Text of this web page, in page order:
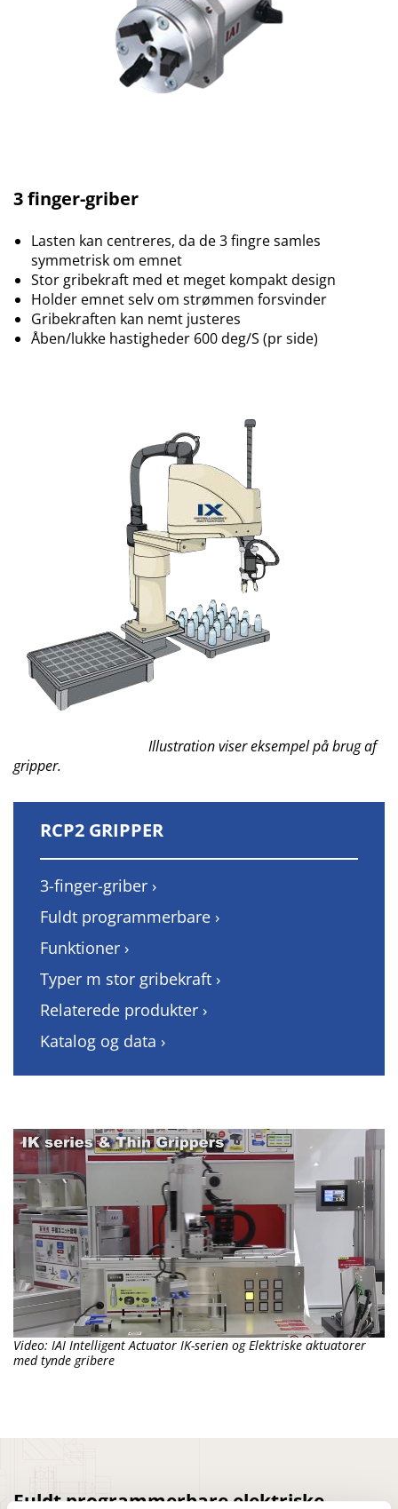
3 finger-griber
Lasten kan centreres, da de 3 fingre samles
symmetrisk om emnet
Stor gribekraft med et meget kompakt design
Holder emnet selv om strømmen forsvinder
Gribekraften kan nemt justeres
Åben/lukke hastigheder 600 deg/S (pr side)
Illustration viser eksempel på brug af
gripper.
RCP2 GRIPPER
3-finger-griber ›
Fuldt programmerbare ›
Funktioner ›
Typer m stor gribekraft ›
Relaterede produkter ›
Katalog og data ›
Video: IAI Intelligent Actuator IK-serien og Elektriske aktuatorer
med tynde gribere
Fuldt programmerbare elektriske